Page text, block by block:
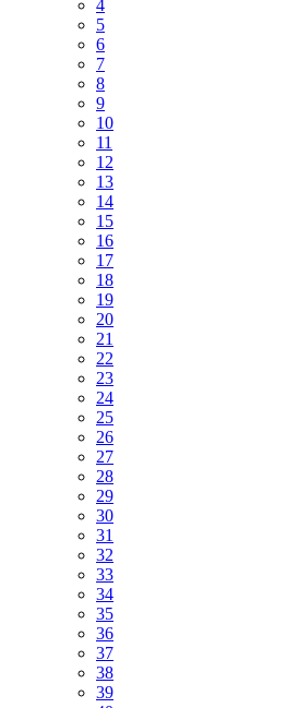
4
5
6
7
8
9
10
11
12
13
14
15
16
17
18
19
20
21
22
23
24
25
26
27
28
29
30
31
32
33
34
35
36
37
38
39